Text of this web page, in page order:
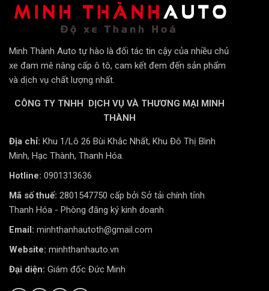
Minh Thành Auto tự hào là đối tác tin cậy của nhiều chủ
xe đam mê nâng cấp ô tô, cam kết đem đến sản phẩm
và dịch vụ chất lượng nhất.
CÔNG TY TNHH DỊCH VỤ VÀ THƯƠNG MẠI MINH
THÀNH
Địa chỉ: Khu 1/Lô 26 Bùi Khắc Nhất, Khu Đô Thị Bình
Minh, Hạc Thành, Thanh Hóa.
Hotline: 0901313636
Mã số thuế: 2801547750 cấp bởi Sở tải chính tỉnh
Thanh Hóa - Phòng đăng ký kinh doanh
Email: minhthanhautoth@gmail.com
Website: minhthanhauto.vn
Đại diện: Giám đốc Đức Minh